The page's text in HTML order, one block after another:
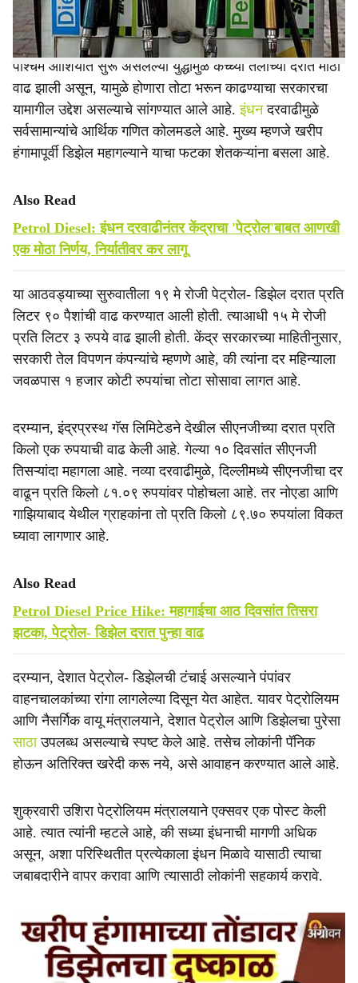
दिवसांत झालेली ही तिसरी इंधन दरवाढ आहे.
पश्‍चिम आशियात सुरू असलेल्या युद्धामुळे कच्च्या तेलाच्या दरात मोठी
वाढ झाली असून, यामुळे होणारा तोटा भरून काढण्याचा सरकारचा
यामागील उद्देश असल्याचे सांगण्यात आले आहे.इंधनदरवाढीमुळे
सर्वसामान्यांचे आर्थिक गणित कोलमडले आहे. मुख्य म्हणजे खरीप
हंगामापूर्वी डिझेल महागल्याने याचा फटका शेतकऱ्यांना बसला आहे.
Also Read
Petrol Diesel: इंधन दरवाढीनंतर केंद्राचा 'पेट्रोल'बाबत आणखी
एक मोठा निर्णय, निर्यातीवर कर लागू
या आठवड्याच्या सुरुवातीला १९ मे रोजी पेट्रोल- डिझेल दरात प्रति
लिटर ९० पैशांची वाढ करण्यात आली होती. त्याआधी १५ मे रोजी
प्रति लिटर ३ रुपये वाढ झाली होती. केंद्र सरकारच्या माहितीनुसार,
सरकारी तेल विपणन कंपन्यांचे म्हणणे आहे, की त्यांना दर महिन्याला
जवळपास १ हजार कोटी रुपयांचा तोटा सोसावा लागत आहे.
दरम्यान, इंद्रप्रस्थ गॅस लिमिटेडने देखील सीएनजीच्या दरात प्रति
किलो एक रुपयाची वाढ केली आहे. गेल्या १० दिवसांत सीएनजी
तिसऱ्यांदा महागला आहे. नव्या दरवाढीमुळे, दिल्लीमध्ये सीएनजीचा दर
वाढून प्रति किलो ८१.०९ रुपयांवर पोहोचला आहे. तर नोएडा आणि
गाझियाबाद येथील ग्राहकांना तो प्रति किलो ८९.७० रुपयांला विकत
घ्यावा लागणार आहे.
Also Read
Petrol Diesel Price Hike: महागाईचा आठ दिवसांत तिसरा
झटका, पेट्रोल- डिझेल दरात पुन्हा वाढ
दरम्यान, देशात पेट्रोल- डिझेलची टंचाई असल्याने पंपांवर
वाहनचालकांच्या रांगा लागलेल्या दिसून येत आहेत. यावर पेट्रोलियम
आणि नैसर्गिक वायू मंत्रालयाने, देशात पेट्रोल आणि डिझेलचा पुरेसा
साठाउपलब्ध असल्याचे स्पष्ट केले आहे. तसेच लोकांनी पॅनिक
होऊन अतिरिक्त खरेदी करू नये, असे आवाहन करण्यात आले आहे.
शुक्रवारी उशिरा पेट्रोलियम मंत्रालयाने एक्सवर एक पोस्ट केली
आहे. त्यात त्यांनी म्हटले आहे, की सध्या इंधनाची मागणी अधिक
असून, अशा परिस्थितीत प्रत्येकाला इंधन मिळावे यासाठी त्याचा
जबाबदारीने वापर करावा आणि त्यासाठी लोकांनी सहकार्य करावे.